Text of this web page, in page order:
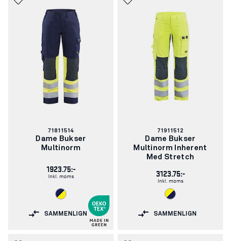
Varenummer:
71811514
Dame Bukser
Multinorm
1923.75:-
Inkl. moms
SAMMENLIGN
Varenummer:
71911512
Dame Bukser
Multinorm Inherent
Med Stretch
3123.75:-
Inkl. moms
SAMMENLIGN